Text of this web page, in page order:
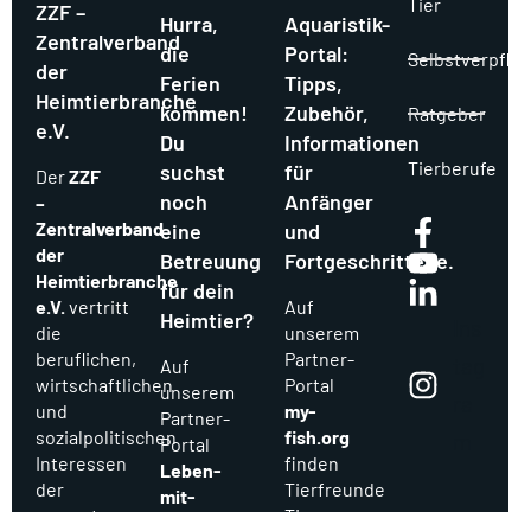
ZZF –
Zentralverband
der
Heimtierbranche
e.V.
DerZZF
–
Zentralverband
der
Heimtierbranche
e.V. vertritt
die
beruflichen,
wirtschaftlichen
und
sozialpolitischen
Interessen
der
Hurra,
die
Ferien
kommen!
Du
suchst
noch
eine
Betreuung
für dein
Heimtier?
Auf
unserem
Partner-
Portal
Leben-
mit-
Aquaristik-
Portal:
Tipps,
Zubehör,
Informationen
für
Anfänger
und
Fortgeschrittene.
Auf
unserem
Partner-
Portal
my-
fish.org
finden
Tierfreunde
Tier
Ratgeber
Tierberufe